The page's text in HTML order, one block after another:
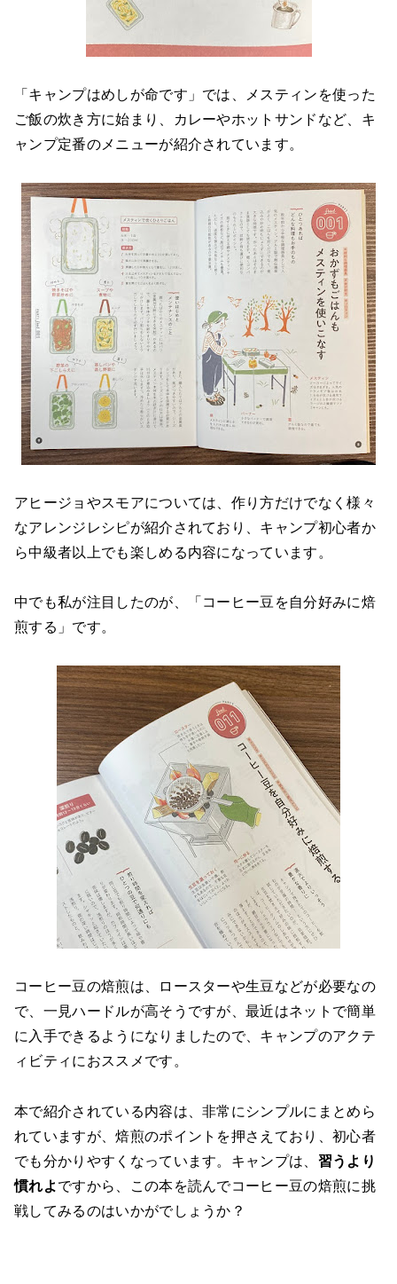
「キャンプはめしが命です」では、メスティンを使った
ご飯の炊き方に始まり、カレーやホットサンドなど、キ
ャンプ定番のメニューが紹介されています。
アヒージョやスモアについては、作り方だけでなく様々
なアレンジレシピが紹介されており、キャンプ初心者か
ら中級者以上でも楽しめる内容になっています。
中でも私が注目したのが、「コーヒー豆を自分好みに焙
煎する」です。
コーヒー豆の焙煎は、ロースターや生豆などが必要なの
で、一見ハードルが高そうですが、最近はネットで簡単
に入手できるようになりましたので、キャンプのアクテ
ィビティにおススメです。
本で紹介されている内容は、非常にシンプルにまとめら
れていますが、焙煎のポイントを押さえており、初心者
でも分かりやすくなっています。キャンプは、 習うより
慣れよ ですから、この本を読んでコーヒー豆の焙煎に挑
戦してみるのはいかがでしょうか？